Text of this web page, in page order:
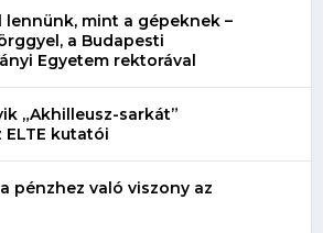
mint a gépeknek –
a Budapesti
Egyetem rektorával
„Akhilleusz-sarkát”
kutatói
pénzhez való viszony az